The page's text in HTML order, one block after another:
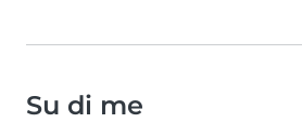
Su di me